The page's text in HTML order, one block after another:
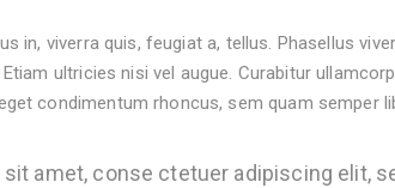
in, viverra quis, feugiat a, tellus. Phasellus
ultricies nisi vel augue. Curabitur
condimentum rhoncus, sem quam semper
amet, conse ctetuer adipiscing elit,